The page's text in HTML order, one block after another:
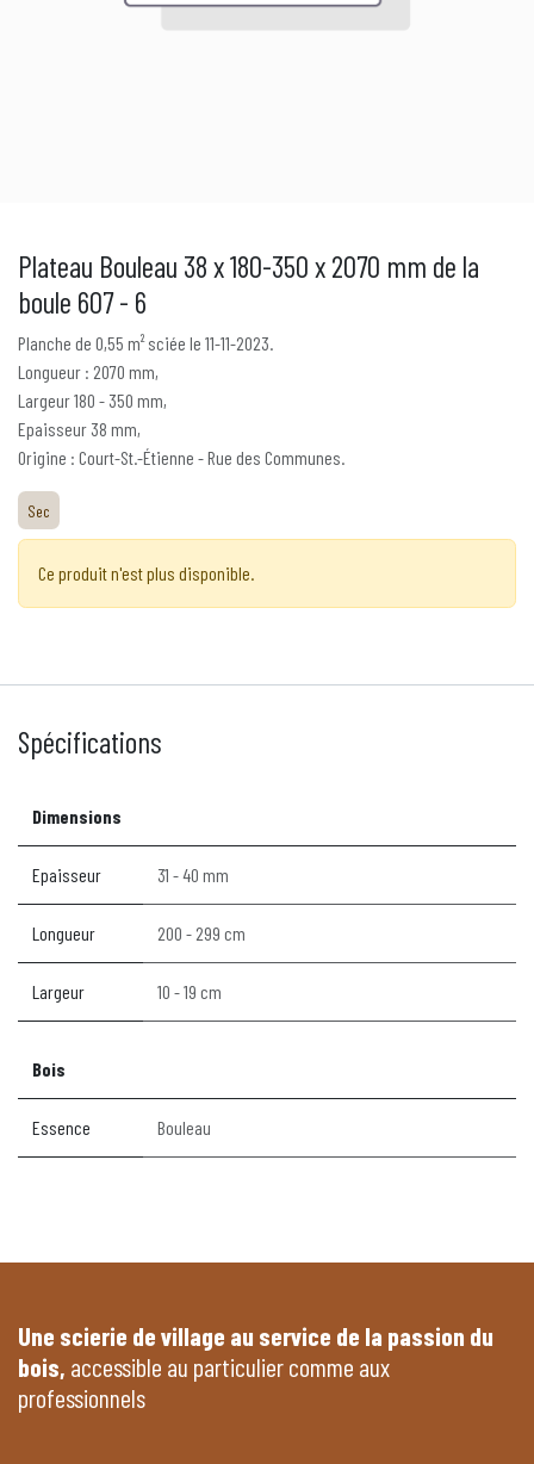
Plateau Bouleau 38 x 180-350 x 2070 mm de la
boule 607 - 6
Planche de 0,55 m² sciée le 11-11-2023.
Longueur : 2070 mm,
Largeur 180 - 350 mm,
Epaisseur 38 mm,
Origine : Court-St.-Étienne - Rue des Communes.
Sec
Ce produit n'est plus disponible.
Spécifications
Dimensions
Epaisseur 31 - 40 mm
Longueur 200 - 299 cm
Largeur 10 - 19 cm
Bois
Essence Bouleau
Une scierie de village au service de la passion du
bois, accessible au particulier comme aux
professionnels